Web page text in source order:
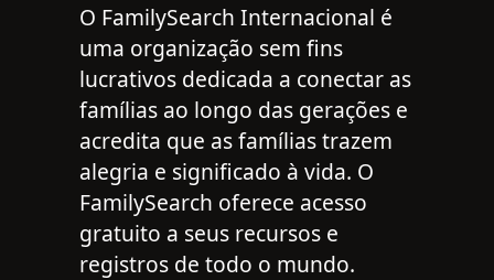
O FamilySearch Internacional é
uma organização sem fins
lucrativos dedicada a conectar as
famílias ao longo das gerações e
acredita que as famílias trazem
alegria e significado à vida. O
FamilySearch oferece acesso
gratuito a seus recursos e
registros de todo o mundo.